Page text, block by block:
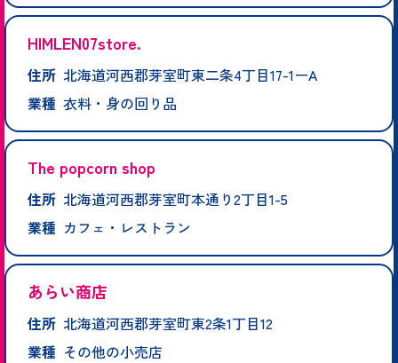
HIMLEN07store.
住所 北海道河西郡芽室町東二条4丁目17-1ーA
業種 衣料・身の回り品
The popcorn shop
住所 北海道河西郡芽室町本通り2丁目1-5
業種 カフェ・レストラン
あらい商店
住所 北海道河西郡芽室町東2条1丁目12
業種 その他の小売店